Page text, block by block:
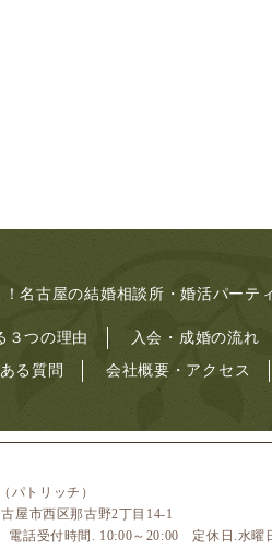
名古屋の結婚相談所・婚活パーテ
３つの理由 入会・成婚の流れ
る質問 会社概要・アクセス
パトリッチ）
屋市西区那古野2丁目14-1
電話受付時間. 10:00～20:00 定休日.水曜